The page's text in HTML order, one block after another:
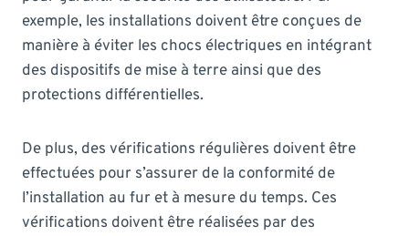
exemple, les installations doivent être conçues de
manière à éviter les chocs électriques en intégrant
des dispositifs de mise à terre ainsi que des
protections différentielles.
De plus, des vérifications régulières doivent être
effectuées pour s’assurer de la conformité de
l’installation au fur et à mesure du temps. Ces
vérifications doivent être réalisées par des